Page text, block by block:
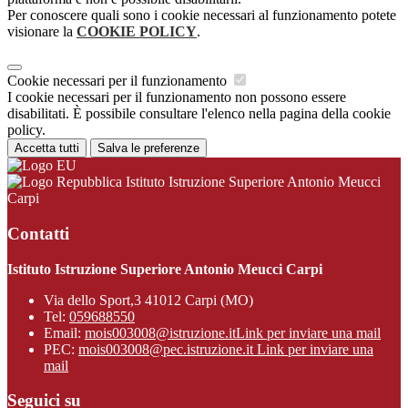
Per conoscere quali sono i cookie necessari al funzionamento potete
visionare la COOKIE POLICY.
Cookie necessari per il funzionamento
I cookie necessari per il funzionamento non possono essere
disabilitati. È possibile consultare l'elenco nella pagina della cookie
policy.
Accetta tutti Salva le preferenze
Istituto Istruzione Superiore Antonio Meucci
Carpi
Contatti
Istituto Istruzione Superiore Antonio Meucci Carpi
Via dello Sport,3 41012 Carpi (MO)
Tel: 059688550
Email: mois003008@istruzione.itLink per inviare una mail
PEC: mois003008@pec.istruzione.it Link per inviare una
mail
Seguici su